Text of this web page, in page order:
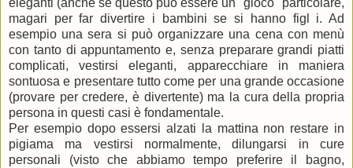
eleganti (anche se questo può essere un "gioco" particolare,
magari per far divertire i bambini se si hanno figl i. Ad
esempio una sera si può organizzare una cena con menù
con tanto di appuntamento e, senza preparare grandi piatti
complicati, vestirsi eleganti, apparecchiare in maniera
sontuosa e presentare tutto come per una grande occasione
(provare per credere, è divertente) ma la cura della propria
persona in questi casi è fondamentale.
Per esempio dopo essersi alzati la mattina non restare in
pigiama ma vestirsi normalmente, dilungarsi in cure
personali (visto che abbiamo tempo preferire il bagno,